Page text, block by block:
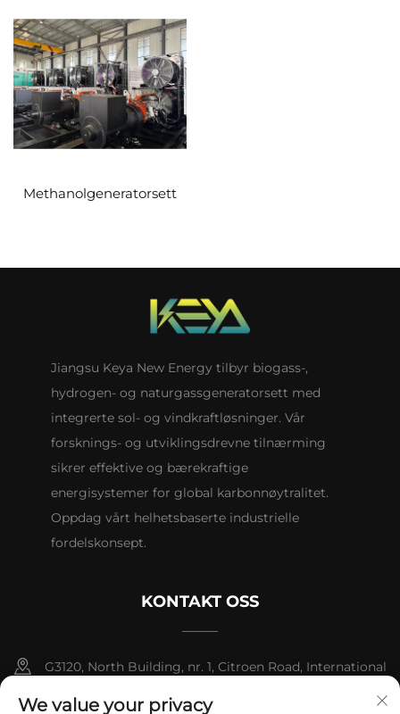
(termisk→mekanisk energi).
Krumtapakselen roterer generatorrotoren for å
generere elektrisitet (mekanisk→elektrisk
energi); kontrollsystemet justerer hastighet,
spenning og drivstofforsyning i sanntid.
Methanolgeneratorsett
Jiangsu Keya New Energy tilbyr biogass-,
hydrogen- og naturgassgeneratorsett med
integrerte sol- og vindkraftløsninger. Vår
forsknings- og utviklingsdrevne tilnærming
sikrer effektive og bærekraftige
energisystemer for global karbonnøytralitet.
Oppdag vårt helhetsbaserte industrielle
fordelskonsept.
KONTAKT OSS
G3120, North Building, nr. 1, Citroen Road, International
Automobile City, Pharmaceutical High-tech Industrial
We value your privacy